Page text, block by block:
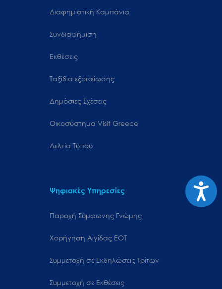
Διαφημιστική Καμπάνια
Συνδιαφήμιση
Εκθέσεις
Ταξίδια εξοικείωσης
Δημόσιες Σχέσεις
Oικοσύστημα Visit Greece
Δελτία Τύπου
Ψηφιακές Υπηρεσίες
Παροχή Σύμφωνης Γνώμης
Χορήγηση Αιγίδας ΕΟΤ
Συμμετοχή σε Εκδηλώσεις Τρίτων
Συμμετοχή σε Εκθέσεις